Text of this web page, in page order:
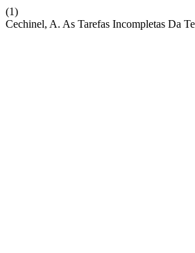
(1)
Cechinel, A. As Tarefas Incompletas Da